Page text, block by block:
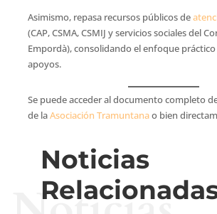
Asimismo, repasa recursos públicos de
(CAP, CSMA, CSMIJ y servicios sociales del
Empordà), consolidando el enfoque práctico
apoyos.
Se puede acceder al documento completo
de laAsociación Tramuntanao bien
Noticias